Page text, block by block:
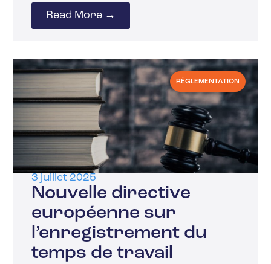
Read More →
RÈGLEMENTATION
3 juillet 2025
Nouvelle directive
européenne sur
l’enregistrement du
temps de travail